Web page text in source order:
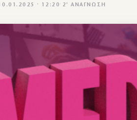
· 12:20 · 2′ ΑΝΆΓΝΩΣΗ